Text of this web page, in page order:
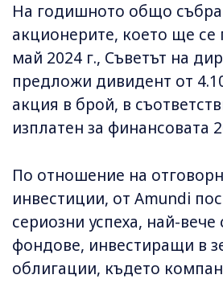
На годишното общо
акционерите, което ще се
май 2024 г., Съветът на
предложи дивидент от
акция в брой, в
изплатен за финансовата
По отношение на
инвестиции, от Amundi
сериозни успеха, най-вече
фондове, инвестиращи в
облигации, където